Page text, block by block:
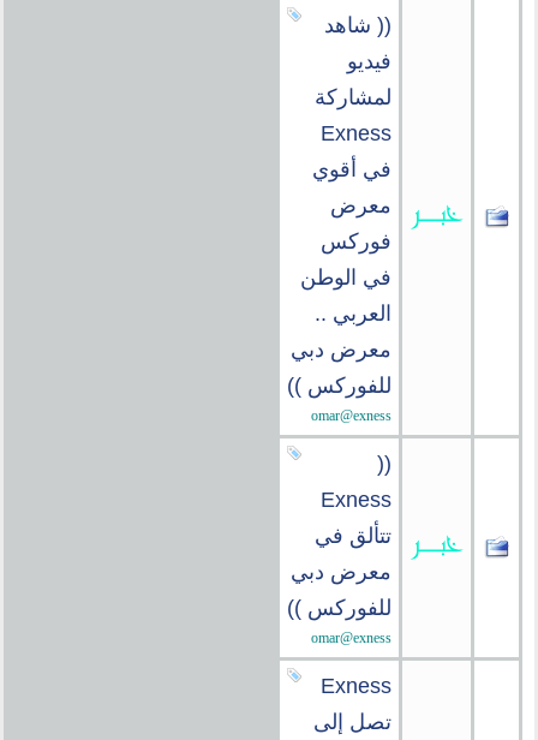
(( شاهد
فيديو
لمشاركة
Exness
في أقوي
معرض
فوركس
في الوطن
العربي ..
معرض دبي
للفوركس ))
omar@exness
((
Exness
تتألق في
معرض دبي
للفوركس ))
omar@exness
Exness
تصل إلى